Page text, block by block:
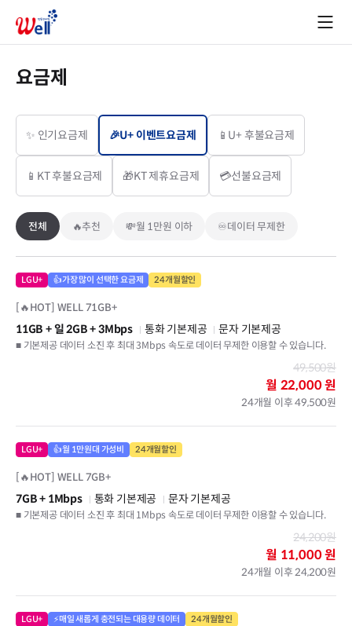
요금제
✨ 인기요금제 🎉U+ 이벤트요금제 📱U+ 후불요금제
📱KT 후불요금제 🎁KT 제휴요금제 💳선불요금제
전체 🔥추천 💸월 1만원 이하 ♾️데이터 무제한
LGU+ 👍가장 많이 선택한 요금제 24개월할인
[🔥HOT] WELL 71GB+
11GB + 일 2GB+ 3Mbps 통화 기본제공
문자 기본제공
■ 기본제공 데이터 소진 후 최대 3Mbps 속도로 데이터 무제한 이용할 수 있습니다.
49,500원
월 22,000 원
24개월 이후 49,500원
LGU+ 👍월 1만원대 가성비 24개월할인
[🔥HOT] WELL 7GB+
7GB+ 1Mbps 통화 기본제공
문자 기본제공
■ 기본제공 데이터 소진 후 최대 1Mbps 속도로 데이터 무제한 이용할 수 있습니다.
24,200원
월 11,000 원
24개월 이후 24,200원
LGU+ ⚡매일 새롭게 충전되는 대용량 데이터 24개월할인